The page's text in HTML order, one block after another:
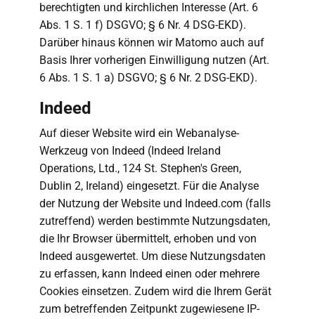
berechtigten und kirchlichen Interesse (Art. 6
Abs. 1 S. 1 f) DSGVO; § 6 Nr. 4 DSG-EKD).
Darüber hinaus können wir Matomo auch auf
Basis Ihrer vorherigen Einwilligung nutzen (Art.
6 Abs. 1 S. 1 a) DSGVO; § 6 Nr. 2 DSG-EKD).
Indeed
Auf dieser Website wird ein Webanalyse-
Werkzeug von Indeed (Indeed Ireland
Operations, Ltd., 124 St. Stephen's Green,
Dublin 2, Ireland) eingesetzt. Für die Analyse
der Nutzung der Website und Indeed.com (falls
zutreffend) werden bestimmte Nutzungsdaten,
die Ihr Browser übermittelt, erhoben und von
Indeed ausgewertet. Um diese Nutzungsdaten
zu erfassen, kann Indeed einen oder mehrere
Cookies einsetzen. Zudem wird die Ihrem Gerät
zum betreffenden Zeitpunkt zugewiesene IP-